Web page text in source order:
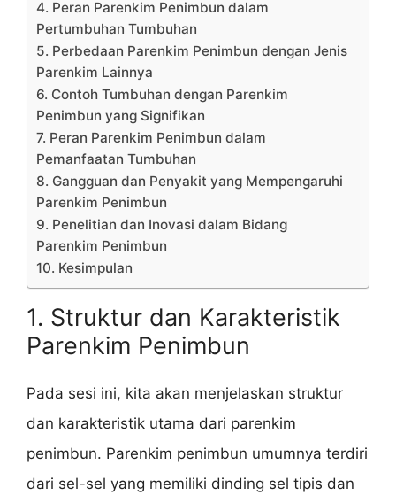
4. Peran Parenkim Penimbun dalam
Pertumbuhan Tumbuhan
5. Perbedaan Parenkim Penimbun dengan Jenis
Parenkim Lainnya
6. Contoh Tumbuhan dengan Parenkim
Penimbun yang Signifikan
7. Peran Parenkim Penimbun dalam
Pemanfaatan Tumbuhan
8. Gangguan dan Penyakit yang Mempengaruhi
Parenkim Penimbun
9. Penelitian dan Inovasi dalam Bidang
Parenkim Penimbun
10. Kesimpulan
1. Struktur dan Karakteristik
Parenkim Penimbun
Pada sesi ini, kita akan menjelaskan struktur
dan karakteristik utama dari parenkim
penimbun. Parenkim penimbun umumnya terdiri
dari sel-sel yang memiliki dinding sel tipis dan